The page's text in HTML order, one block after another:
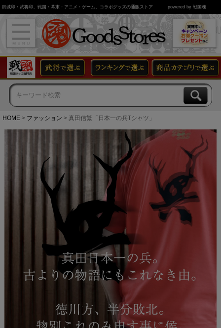
御城印・武将印、戦国・幕末・アニメ・ゲーム、コラボグッズの通販ストア powered by 戦国魂
HOME ファッション 真田信繁「日本一の兵Tシャツ」